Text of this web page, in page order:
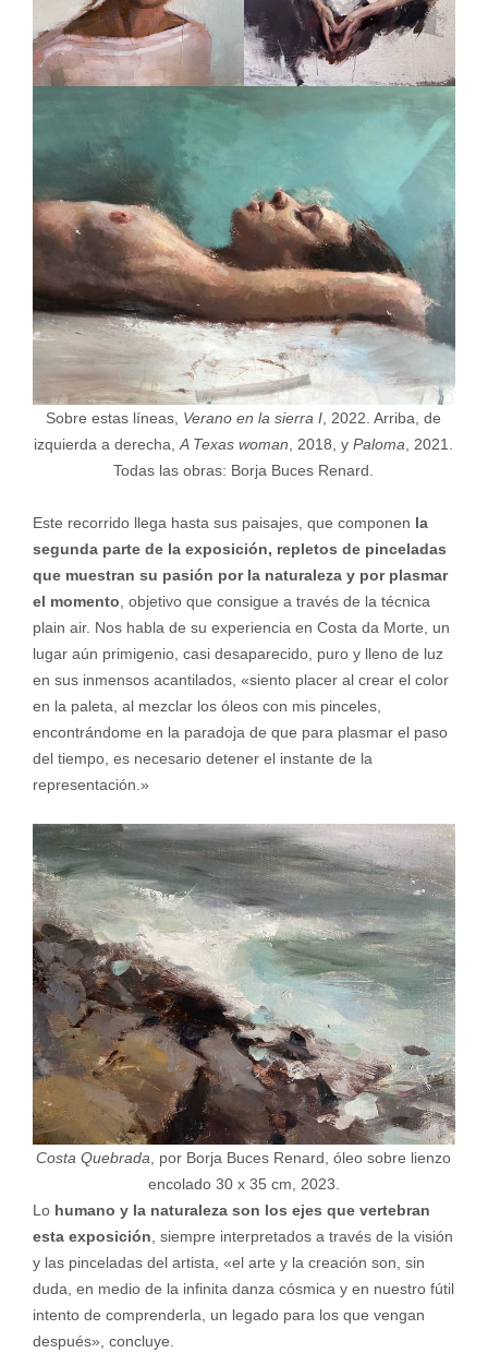
Sobre estas líneas, Verano en la sierra I , 2022. Arriba, de
izquierda a derecha,A Texas woman , 2018, yPaloma , 2021.
Todas las obras: Borja Buces Renard.
Este recorrido llega hasta sus paisajes, que componen la
segunda parte de la exposición, repletos de pinceladas
que muestran su pasión por la naturaleza y por plasmar
el momento , objetivo que consigue a través de la técnica
plain air. Nos habla de su experiencia en Costa da Morte, un
lugar aún primigenio, casi desaparecido, puro y lleno de luz
en sus inmensos acantilados, «siento placer al crear el color
en la paleta, al mezclar los óleos con mis pinceles,
encontrándome en la paradoja de que para plasmar el paso
del tiempo, es necesario detener el instante de la
representación.»
Costa Quebrada , por Borja Buces Renard, óleo sobre lienzo
encolado 30 x 35 cm, 2023.
Lo humano y la naturaleza son los ejes que vertebran
esta exposición , siempre interpretados a través de la visión
y las pinceladas del artista, «el arte y la creación son, sin
duda, en medio de la infinita danza cósmica y en nuestro fútil
intento de comprenderla, un legado para los que vengan
después», concluye.